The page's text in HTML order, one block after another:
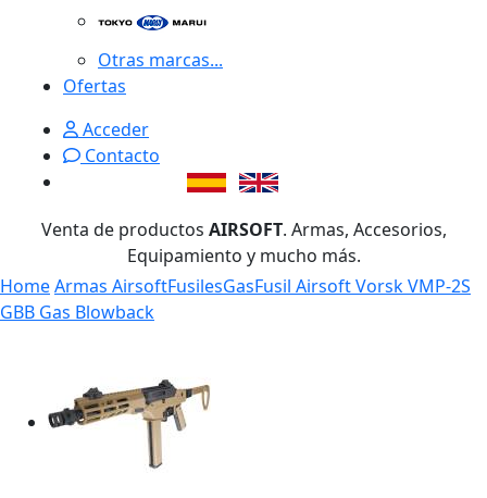
Otras marcas...
Ofertas
Acceder
Contacto
Venta de productos AIRSOFT. Armas, Accesorios,
Equipamiento y mucho más.
HomeArmas AirsoftFusilesGasFusil Airsoft Vorsk VMP-2S
GBB Gas Blowback